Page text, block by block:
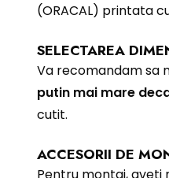
(ORACAL) printata
SELECTAREA
Va recomandam sa
putin mai mare
cutit.
ACCESORII DE
Pentru montaj, aveti